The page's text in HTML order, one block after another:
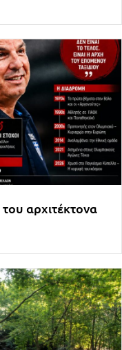
αρχιτέκτονα